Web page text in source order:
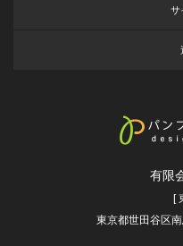
サ
有限
[
東京都世田谷区